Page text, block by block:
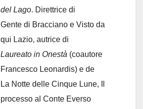
del Lago. Direttrice di
Gente di Bracciano e Visto da
qui Lazio, autrice di
Laureato in Onestà (coautore
Francesco Leonardis) e de
La Notte delle Cinque Lune, Il
processo al Conte Everso